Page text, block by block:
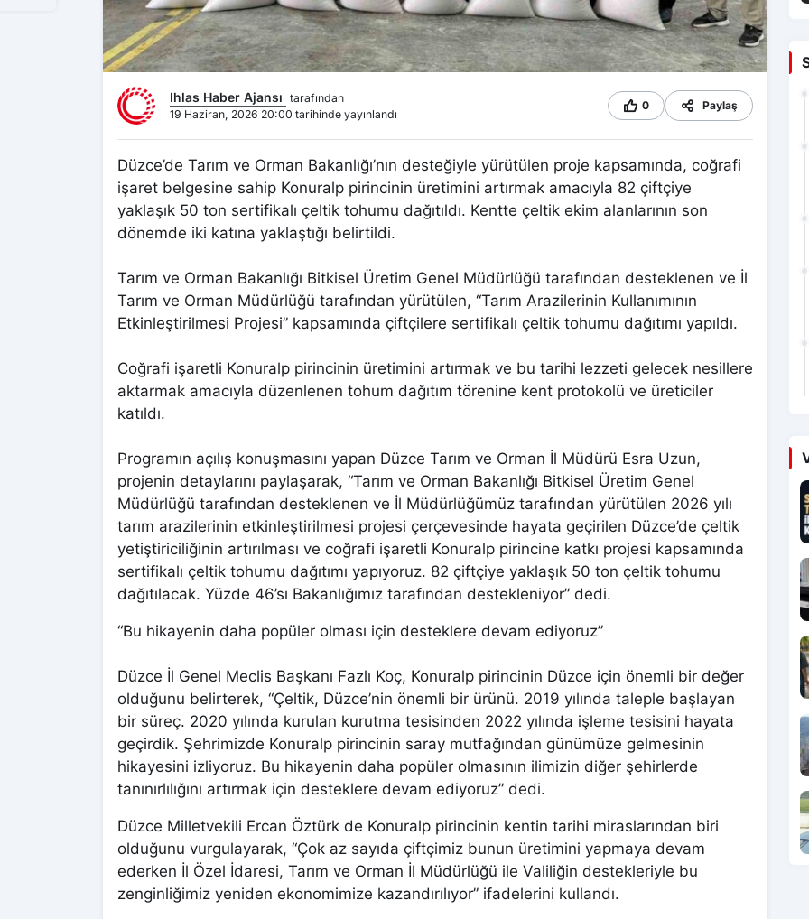
Ihlas Haber Ajansı tarafından
19 Haziran, 2026 20:00 tarihinde yayınlandı
0 Paylaş
Düzce’de Tarım ve Orman Bakanlığı’nın desteğiyle yürütülen proje kapsamında, coğrafi
işaret belgesine sahip Konuralp pirincinin üretimini artırmak amacıyla 82 çiftçiye
yaklaşık 50 ton sertifikalı çeltik tohumu dağıtıldı. Kentte çeltik ekim alanlarının son
dönemde iki katına yaklaştığı belirtildi.
Tarım ve Orman Bakanlığı Bitkisel Üretim Genel Müdürlüğü tarafından desteklenen ve İl
Tarım ve Orman Müdürlüğü tarafından yürütülen, “Tarım Arazilerinin Kullanımının
Etkinleştirilmesi Projesi” kapsamında çiftçilere sertifikalı çeltik tohumu dağıtımı yapıldı.
Coğrafi işaretli Konuralp pirincinin üretimini artırmak ve bu tarihi lezzeti gelecek nesillere
aktarmak amacıyla düzenlenen tohum dağıtım törenine kent protokolü ve üreticiler
katıldı.
Programın açılış konuşmasını yapan Düzce Tarım ve Orman İl Müdürü Esra Uzun,
projenin detaylarını paylaşarak, “Tarım ve Orman Bakanlığı Bitkisel Üretim Genel
Müdürlüğü tarafından desteklenen ve İl Müdürlüğümüz tarafından yürütülen 2026 yılı
tarım arazilerinin etkinleştirilmesi projesi çerçevesinde hayata geçirilen Düzce’de çeltik
yetiştiriciliğinin artırılması ve coğrafi işaretli Konuralp pirincine katkı projesi kapsamında
sertifikalı çeltik tohumu dağıtımı yapıyoruz. 82 çiftçiye yaklaşık 50 ton çeltik tohumu
dağıtılacak. Yüzde 46’sı Bakanlığımız tarafından destekleniyor” dedi.
“Bu hikayenin daha popüler olması için desteklere devam ediyoruz”
Düzce İl Genel Meclis Başkanı Fazlı Koç, Konuralp pirincinin Düzce için önemli bir değer
olduğunu belirterek, “Çeltik, Düzce’nin önemli bir ürünü. 2019 yılında taleple başlayan
bir süreç. 2020 yılında kurulan kurutma tesisinden 2022 yılında işleme tesisini hayata
geçirdik. Şehrimizde Konuralp pirincinin saray mutfağından günümüze gelmesinin
hikayesini izliyoruz. Bu hikayenin daha popüler olmasının ilimizin diğer şehirlerde
tanınırlılığını artırmak için desteklere devam ediyoruz” dedi.
Düzce Milletvekili Ercan Öztürk de Konuralp pirincinin kentin tarihi miraslarından biri
olduğunu vurgulayarak, “Çok az sayıda çiftçimiz bunun üretimini yapmaya devam
ederken İl Özel İdaresi, Tarım ve Orman İl Müdürlüğü ile Valiliğin destekleriyle bu
zenginliğimiz yeniden ekonomimize kazandırılıyor” ifadelerini kullandı.